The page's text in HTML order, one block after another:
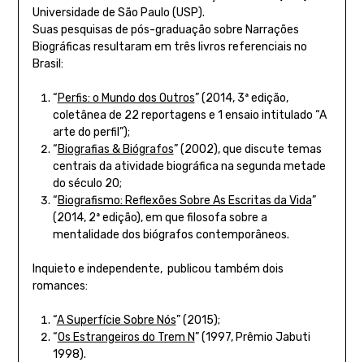
Universidade de São Paulo (USP).
Suas pesquisas de pós-graduação sobre Narrações
Biográficas resultaram em três livros referenciais no
Brasil:
“Perfis: o Mundo dos Outros” (2014, 3ª edição,
coletânea de 22 reportagens e 1 ensaio intitulado “A
arte do perfil”);
“Biografias & Biógrafos” (2002), que discute temas
centrais da atividade biográfica na segunda metade
do século 20;
“Biografismo: Reflexões Sobre As Escritas da Vida”
(2014, 2ª edição), em que filosofa sobre a
mentalidade dos biógrafos contemporâneos.
Inquieto e independente, publicou também dois
romances:
“A Superfície Sobre Nós” (2015);
“Os Estrangeiros do Trem N” (1997, Prêmio Jabuti
1998).